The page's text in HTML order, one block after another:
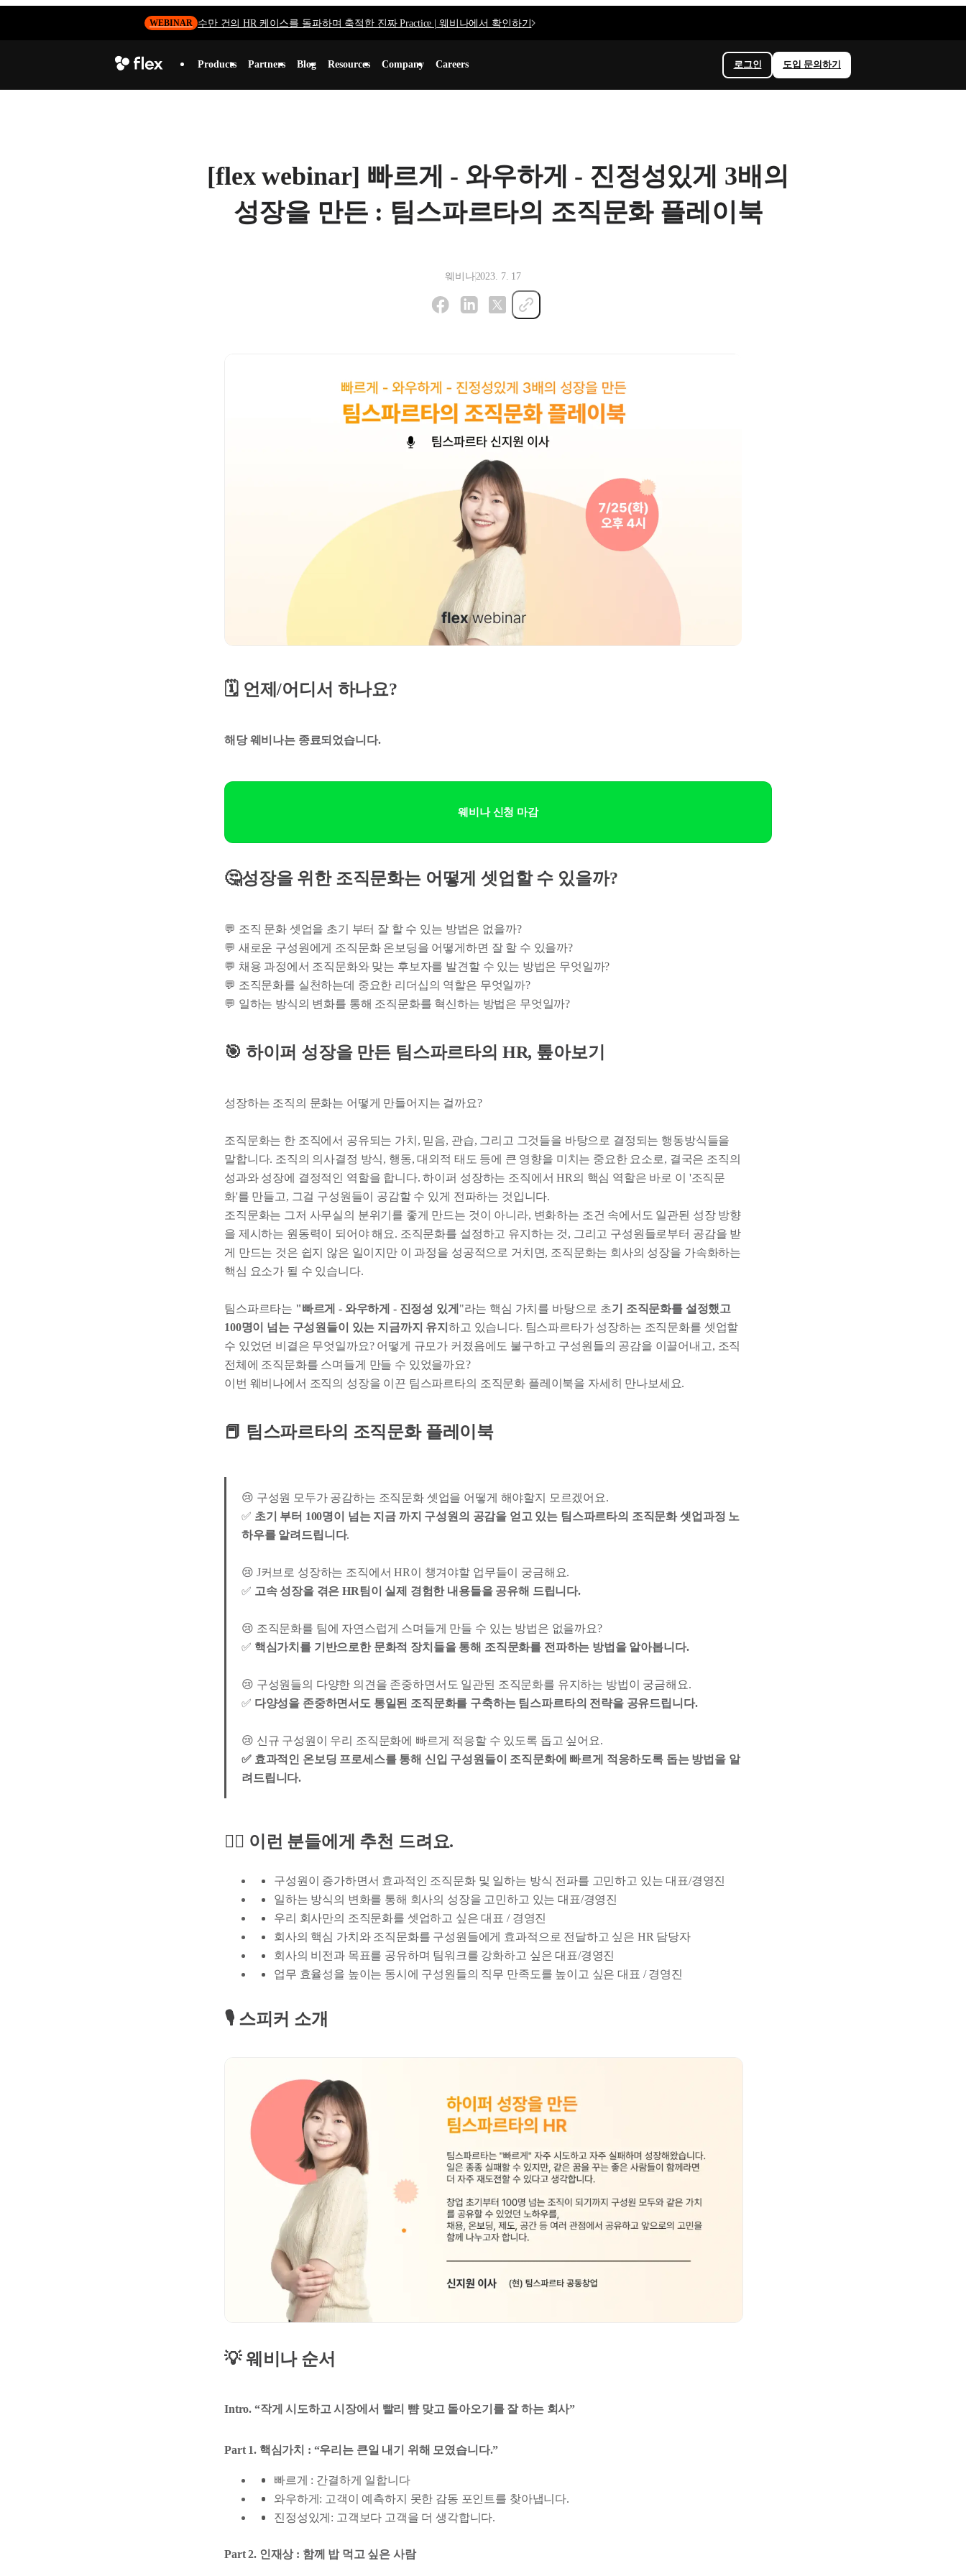
WEBINAR 수만 건의 HR 케이스를 돌파하며 축적한 진짜 Practice | 웨비나에서 확인하기
Products Partners Blog Resources Company Careers 로그인 도입 문의하기
[flex webinar] 빠르게 - 와우하게 - 진정성있게 3배의
성장을 만든 : 팀스파르타의 조직문화 플레이북
웨비나2023. 7. 17
🗓️ 언제/어디서 하나요?
해당 웨비나는 종료되었습니다.
웨비나 신청 마감
🤔성장을 위한 조직문화는 어떻게 셋업할 수 있을까?
💬 조직 문화 셋업을 초기 부터 잘 할 수 있는 방법은 없을까?
💬 새로운 구성원에게 조직문화 온보딩을 어떻게하면 잘 할 수 있을까?
💬 채용 과정에서 조직문화와 맞는 후보자를 발견할 수 있는 방법은 무엇일까?
💬 조직문화를 실천하는데 중요한 리더십의 역할은 무엇일까?
💬 일하는 방식의 변화를 통해 조직문화를 혁신하는 방법은 무엇일까?
🎯 하이퍼 성장을 만든 팀스파르타의 HR, 톺아보기
성장하는 조직의 문화는 어떻게 만들어지는 걸까요?
조직문화는 한 조직에서 공유되는 가치, 믿음, 관습, 그리고 그것들을 바탕으로 결정되는 행동방식들을
말합니다. 조직의 의사결정 방식, 행동, 대외적 태도 등에 큰 영향을 미치는 중요한 요소로, 결국은 조직의
성과와 성장에 결정적인 역할을 합니다. 하이퍼 성장하는 조직에서 HR의 핵심 역할은 바로 이 '조직문
화'를 만들고, 그걸 구성원들이 공감할 수 있게 전파하는 것입니다.
조직문화는 그저 사무실의 분위기를 좋게 만드는 것이 아니라, 변화하는 조건 속에서도 일관된 성장 방향
을 제시하는 원동력이 되어야 해요. 조직문화를 설정하고 유지하는 것, 그리고 구성원들로부터 공감을 받
게 만드는 것은 쉽지 않은 일이지만 이 과정을 성공적으로 거치면, 조직문화는 회사의 성장을 가속화하는
핵심 요소가 될 수 있습니다.
팀스파르타는 "빠르게 - 와우하게 - 진정성 있게 "라는 핵심 가치를 바탕으로 초기 조직문화를 설정했고
100명이 넘는 구성원들이 있는 지금까지 유지 하고 있습니다. 팀스파르타가 성장하는 조직문화를 셋업할
수 있었던 비결은 무엇일까요? 어떻게 규모가 커졌음에도 불구하고 구성원들의 공감을 이끌어내고, 조직
전체에 조직문화를 스며들게 만들 수 있었을까요?
이번 웨비나에서 조직의 성장을 이끈 팀스파르타의 조직문화 플레이북을 자세히 만나보세요.
📕 팀스파르타의 조직문화 플레이북
😢 구성원 모두가 공감하는 조직문화 셋업을 어떻게 해야할지 모르겠어요.
✅ 초기 부터 100명이 넘는 지금 까지 구성원의 공감을 얻고 있는 팀스파르타의 조직문화 셋업과정 노
하우를 알려드립니다.
😢 J커브로 성장하는 조직에서 HR이 챙겨야할 업무들이 궁금해요.
✅ 고속 성장을 겪은 HR팀이 실제 경험한 내용들을 공유해 드립니다.
😢 조직문화를 팀에 자연스럽게 스며들게 만들 수 있는 방법은 없을까요?
✅ 핵심가치를 기반으로한 문화적 장치들을 통해 조직문화를 전파하는 방법을 알아봅니다.
😢 구성원들의 다양한 의견을 존중하면서도 일관된 조직문화를 유지하는 방법이 궁금해요.
✅ 다양성을 존중하면서도 통일된 조직문화를 구축하는 팀스파르타의 전략을 공유드립니다.
😢 신규 구성원이 우리 조직문화에 빠르게 적응할 수 있도록 돕고 싶어요.
✅ 효과적인 온보딩 프로세스를 통해 신입 구성원들이 조직문화에 빠르게 적응하도록 돕는 방법을 알
려드립니다.
🙋‍♀️ 이런 분들에게 추천 드려요.
구성원이 증가하면서 효과적인 조직문화 및 일하는 방식 전파를 고민하고 있는 대표/경영진
일하는 방식의 변화를 통해 회사의 성장을 고민하고 있는 대표/경영진
우리 회사만의 조직문화를 셋업하고 싶은 대표 / 경영진
회사의 핵심 가치와 조직문화를 구성원들에게 효과적으로 전달하고 싶은 HR 담당자
회사의 비전과 목표를 공유하며 팀워크를 강화하고 싶은 대표/경영진
업무 효율성을 높이는 동시에 구성원들의 직무 만족도를 높이고 싶은 대표 / 경영진
🎙️ 스피커 소개
💡 웨비나 순서
Intro. “작게 시도하고 시장에서 빨리 뺨 맞고 돌아오기를 잘 하는 회사”
Part 1. 핵심가치 : “우리는 큰일 내기 위해 모였습니다.”
빠르게 : 간결하게 일합니다
와우하게: 고객이 예측하지 못한 감동 포인트를 찾아냅니다.
진정성있게: 고객보다 고객을 더 생각합니다.
Part 2. 인재상 : 함께 밥 먹고 싶은 사람